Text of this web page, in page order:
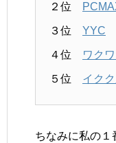
２位
３位 YYC
４位 ワク
５位 イク
ちなみに私の１